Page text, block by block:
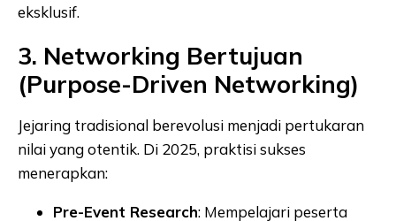
eksklusif.
3. Networking Bertujuan
(Purpose-Driven Networking)
Jejaring tradisional berevolusi menjadi pertukaran
nilai yang otentik. Di 2025, praktisi sukses
menerapkan:
Pre-Event Research: Mempelajari peserta